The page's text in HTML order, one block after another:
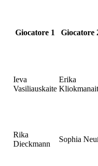
Giocatore 1 Giocatore
Ieva
Vasiliauskaite
Erika
Rika
Dieckmann
Sophia